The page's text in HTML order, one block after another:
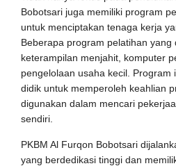
Bobotsari juga memiliki program
untuk menciptakan tenaga kerja
Beberapa program pelatihan yang
keterampilan menjahit, komputer
pengelolaan usaha kecil. Program
didik untuk memperoleh keahlian
digunakan dalam mencari
sendiri.
PKBM Al Furqon Bobotsari
yang berdedikasi tinggi dan